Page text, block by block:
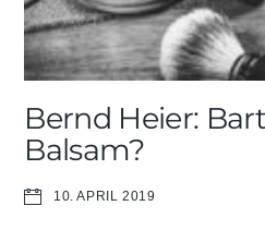
Bernd Heier:
Balsam?
10. APRIL 2019